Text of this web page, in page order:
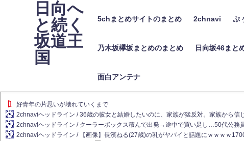
日向へ
と続く
坂道王
国
5chまとめサイトのまとめ 2chnavi ぷ
乃木坂欅坂まとめのまとめ 日向坂46まと
面白アンテナ
好青年の片思いが壊れていくまで
2chnaviヘッドライン / 36歳の彼女と結婚したいのに、家族が猛反対。家族から
2chnaviヘッドライン / クーラーボックス積んで出発→途中で買い足し…50代公務
2chnaviヘッドライン / 【画像】長濱ねる(27歳)の乳がヤバイと話題にｗｗｗｗ